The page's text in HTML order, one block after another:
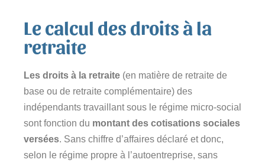
Le calcul des droits à la
retraite
Les droits à la retraite (en matière de retraite de
base ou de retraite complémentaire) des
indépendants travaillant sous le régime micro-social
sont fonction du montant des cotisations sociales
versées. Sans chiffre d’affaires déclaré et donc,
selon le régime propre à l’autoentreprise, sans